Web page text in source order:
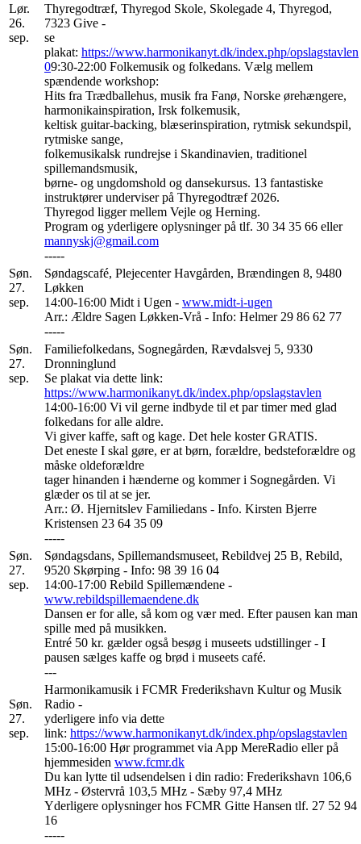
Lør.
26.
sep.
Thyregodtræf, Thyregod Skole, Skolegade 4, Thyregod,
7323 Give -
se
plakat: https://www.harmonikanyt.dk/index.php/opslagstavlen
09:30-22:00 Folkemusik og folkedans. Vælg mellem
spændende workshop:
Hits fra Trædballehus, musik fra Fanø, Norske ørehængere,
harmonikainspiration, Irsk folkemusik,
keltisk guitar-backing, blæserinspiration, rytmisk sekundspil,
rytmiske sange,
folkemusikalsk rundrejse i Skandinavien, traditionel
spillemandsmusik,
børne- og ungdomshold og dansekursus. 13 fantastiske
instruktører underviser på Thyregodtræf 2026.
Thyregod ligger mellem Vejle og Herning.
Program og yderligere oplysninger på tlf. 30 34 35 66 eller
mannyskj@gmail.com
-----
Søn.
27.
sep.
Søndagscafé, Plejecenter Havgården, Brændingen 8, 9480
Løkken
14:00-16:00 Midt i Ugen - www.midt-i-ugen
Arr.: Ældre Sagen Løkken-Vrå - Info: Helmer 29 86 62 77
-----
Søn.
27.
sep.
Familiefolkedans, Sognegården, Rævdalsvej 5, 9330
Dronninglund
Se plakat via dette link:
https://www.harmonikanyt.dk/index.php/opslagstavlen
14:00-16:00 Vi vil gerne indbyde til et par timer med glad
folkedans for alle aldre.
Vi giver kaffe, saft og kage. Det hele koster GRATIS.
Det eneste I skal gøre, er at børn, forældre, bedsteforældre og
måske oldeforældre
tager hinanden i hænderne og kommer i Sognegården. Vi
glæder os til at se jer.
Arr.: Ø. Hjernitslev Familiedans - Info. Kirsten Bjerre
Kristensen 23 64 35 09
-----
Søn.
27.
sep.
Søndagsdans, Spillemandsmuseet, Rebildvej 25 B, Rebild,
9520 Skørping - Info: 98 39 16 04
14:00-17:00 Rebild Spillemændene -
www.rebildspillemaendene.dk
Dansen er for alle, så kom og vær med. Efter pausen kan man
spille med på musikken.
Entré 50 kr. gælder også besøg i museets udstillinger - I
pausen sælges kaffe og brød i museets café.
---
Søn.
27.
sep.
Harmonikamusik i FCMR Frederikshavn Kultur og Musik
Radio -
yderligere info via dette
link: https://www.harmonikanyt.dk/index.php/opslagstavlen
15:00-16:00 Hør programmet via App MereRadio eller på
hjemmesiden www.fcmr.dk
Du kan lytte til udsendelsen i din radio: Frederikshavn 106,6
MHz - Østervrå 103,5 MHz - Sæby 97,4 MHz
Yderligere oplysninger hos FCMR Gitte Hansen tlf. 27 52 94
16
-----